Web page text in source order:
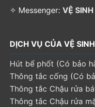
✧ Messenger: VỆ
DỊCH VỤ CỦA VỆ
Hút bể phốt (Có bảo
Thông tắc cống (Có
Thông tắc Chậu rửa
Thông tắc Chậu rửa